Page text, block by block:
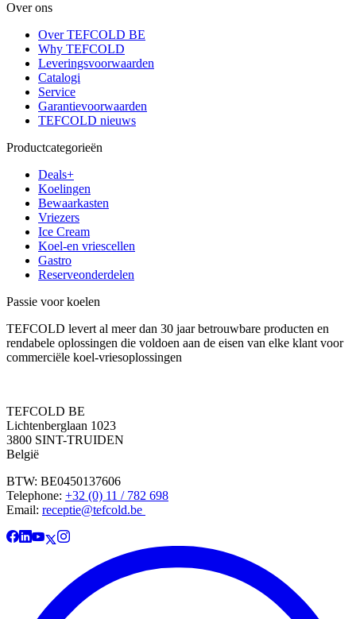
Over ons
Over TEFCOLD BE
Why TEFCOLD
Leveringsvoorwaarden
Catalogi
Service
Garantievoorwaarden
TEFCOLD nieuws
Productcategorieën
Deals+
Koelingen
Bewaarkasten
Vriezers
Ice Cream
Koel-en vriescellen
Gastro
Reserveonderdelen
Passie voor koelen
TEFCOLD levert al meer dan 30 jaar betrouwbare producten en
rendabele oplossingen die voldoen aan de eisen van elke klant voor
commerciële koel-vriesoplossingen
TEFCOLD BE
Lichtenberglaan 1023
3800 SINT-TRUIDEN
België
BTW: BE0450137606
Telephone: +32 (0) 11 / 782 698
Email: receptie@tefcold.be